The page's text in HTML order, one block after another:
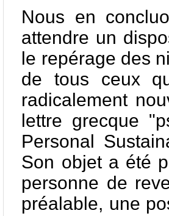
Nous en
attendre un
le repérage des
de tous ceux
radicalement
lettre grecque
Personal
Son objet a été
personne de
préalable, une